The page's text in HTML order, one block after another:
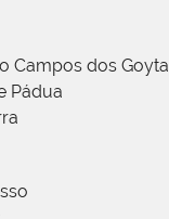
Campos dos
Pádua